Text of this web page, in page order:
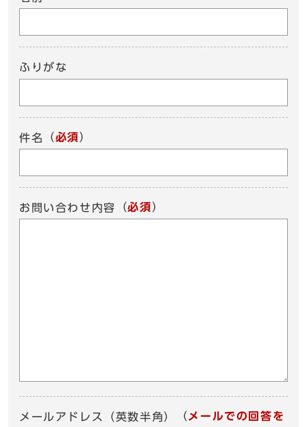
ふりがな
件名 （必須）
お問い合わせ内容 （必須）
メールアドレス（英数半角） （ メールでの回答を